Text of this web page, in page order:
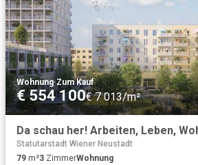
Wohnung·Zum Kauf
€ 554 100€ 7 013/m²
Statutarstadt Wiener Neustadt
79 m²3 ZimmerWohnung